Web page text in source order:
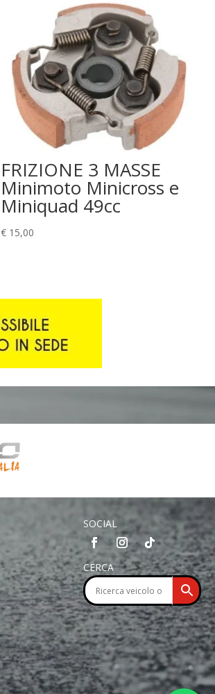
FRIZIONE 3 MASSE
Minimoto Minicross e
Miniquad 49cc
€ 15,00
SOCIAL
CERCA